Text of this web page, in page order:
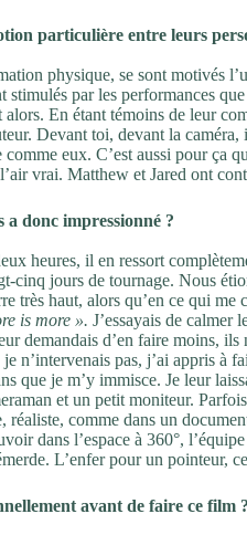
particulière entre leurs
physique, se sont motivés
stimulés par les performances
En étant témoins de leur
Devant toi, devant la
eux. C’est aussi pour ça
vrai. Matthew et Jared ont
a donc impressionné ?
heures, il en ressort
cinq jours de tournage. Nous
très haut, alors qu’en ce qui me
is more ». J’essayais de calmer
demandais d’en faire moins, ils
n’intervenais pas, j’ai appris à
que je m’y immisce. Je leur
et un petit moniteur.
comme dans un
dans l’espace à 360°,
L’enfer pour un pointeur,
avant de faire ce film